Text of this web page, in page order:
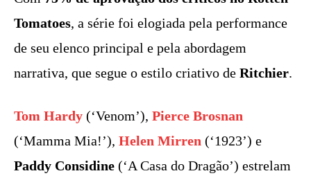
Tomatoes, a série foi elogiada pela performance
de seu elenco principal e pela abordagem
narrativa, que segue o estilo criativo de Ritchier.
Tom Hardy (‘Venom’), Pierce Brosnan
(‘Mamma Mia!’), Helen Mirren (‘1923’) e
Paddy Considine (‘A Casa do Dragão’) estrelam